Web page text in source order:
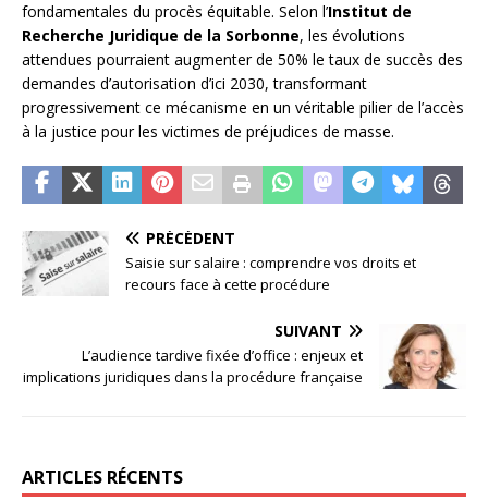
fondamentales du procès équitable. Selon l’Institut de
Recherche Juridique de la Sorbonne, les évolutions
attendues pourraient augmenter de 50% le taux de succès des
demandes d’autorisation d’ici 2030, transformant
progressivement ce mécanisme en un véritable pilier de l’accès
à la justice pour les victimes de préjudices de masse.
PRÉCÉDENT
Saisie sur salaire : comprendre vos droits et
recours face à cette procédure
SUIVANT
L’audience tardive fixée d’office : enjeux et
implications juridiques dans la procédure française
ARTICLES RÉCENTS